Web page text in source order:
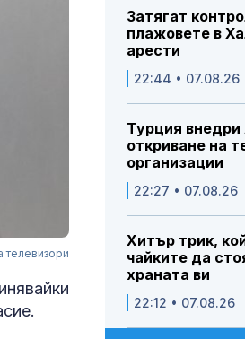
телевизори
Затягат
плажовете в
арести
22:44 • 07.08.26
Турция внедри
откриване на
организации
22:27 • 07.08.26
Хитър трик,
чайките да
храната ви
22:12 • 07.08.26